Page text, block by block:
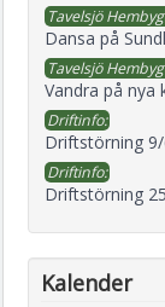
Tavelsjö
Dansa på
Tavelsjö
Vandra på nya
Driftinfo:
Driftstörning
Driftinfo:
Driftstörning
Kalender